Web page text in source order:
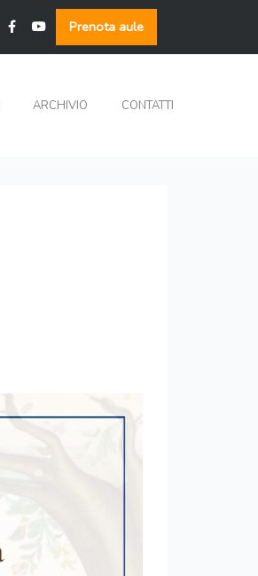
Prenota aule
ARCHIVIO CONTATTI